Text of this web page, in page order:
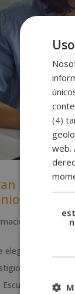
los
Opiniones
elegir una
de la
de...
(4)
web.